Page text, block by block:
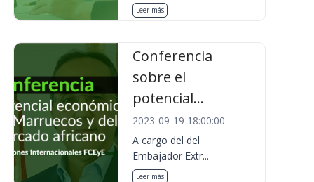
Leer más
Conferencia
sobre el
potencial...
2023-09-19 18:00:00
A cargo del del
Embajador Extr...
Leer más